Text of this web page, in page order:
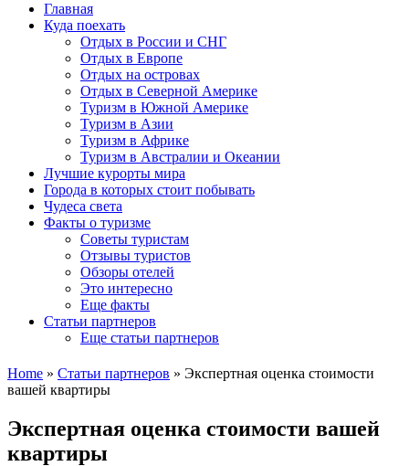
Главная
Куда поехать
Отдых в России и СНГ
Отдых в Европе
Отдых на островах
Отдых в Северной Америке
Туризм в Южной Америке
Туризм в Азии
Туризм в Африке
Туризм в Австралии и Океании
Лучшие курорты мира
Города в которых стоит побывать
Чудеса света
Факты о туризме
Советы туристам
Отзывы туристов
Обзоры отелей
Это интересно
Еще факты
Статьи партнеров
Еще статьи партнеров
Home » Статьи партнеров » Экспертная оценка стоимости
вашей квартиры
Экспертная оценка стоимости вашей
квартиры